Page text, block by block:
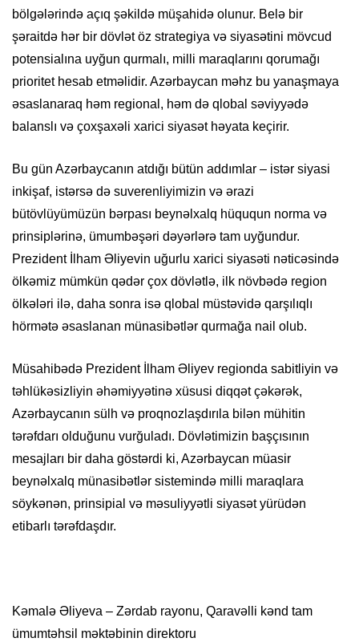
bölgələrində açıq şəkildə müşahidə olunur. Belə bir
şəraitdə hər bir dövlət öz strategiya və siyasətini mövcud
potensialına uyğun qurmalı, milli maraqlarını qorumağı
prioritet hesab etməlidir. Azərbaycan məhz bu yanaşmaya
əsaslanaraq həm regional, həm də qlobal səviyyədə
balanslı və çoxşaxəli xarici siyasət həyata keçirir.
Bu gün Azərbaycanın atdığı bütün addımlar – istər siyasi
inkişaf, istərsə də suverenliyimizin və ərazi
bütövlüyümüzün bərpası beynəlxalq hüququn norma və
prinsiplərinə, ümumbəşəri dəyərlərə tam uyğundur.
Prezident İlham Əliyevin uğurlu xarici siyasəti nəticəsində
ölkəmiz mümkün qədər çox dövlətlə, ilk növbədə region
ölkələri ilə, daha sonra isə qlobal müstəvidə qarşılıqlı
hörmətə əsaslanan münasibətlər qurmağa nail olub.
Müsahibədə Prezident İlham Əliyev regionda sabitliyin və
təhlükəsizliyin əhəmiyyətinə xüsusi diqqət çəkərək,
Azərbaycanın sülh və proqnozlaşdırıla bilən mühitin
tərəfdarı olduğunu vurğuladı. Dövlətimizin başçısının
mesajları bir daha göstərdi ki, Azərbaycan müasir
beynəlxalq münasibətlər sistemində milli maraqlara
söykənən, prinsipial və məsuliyyətli siyasət yürüdən
etibarlı tərəfdaşdır.
Kəmalə Əliyeva – Zərdab rayonu, Qaravəlli kənd tam
ümumtəhsil məktəbinin direktoru